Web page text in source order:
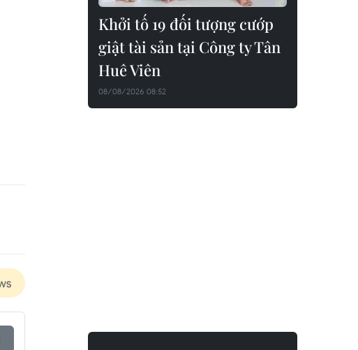
Khởi tố 19 đối tượng cướp
giật tài sản tại Công ty Tân
Huê Viên
08/08/2026 08:52